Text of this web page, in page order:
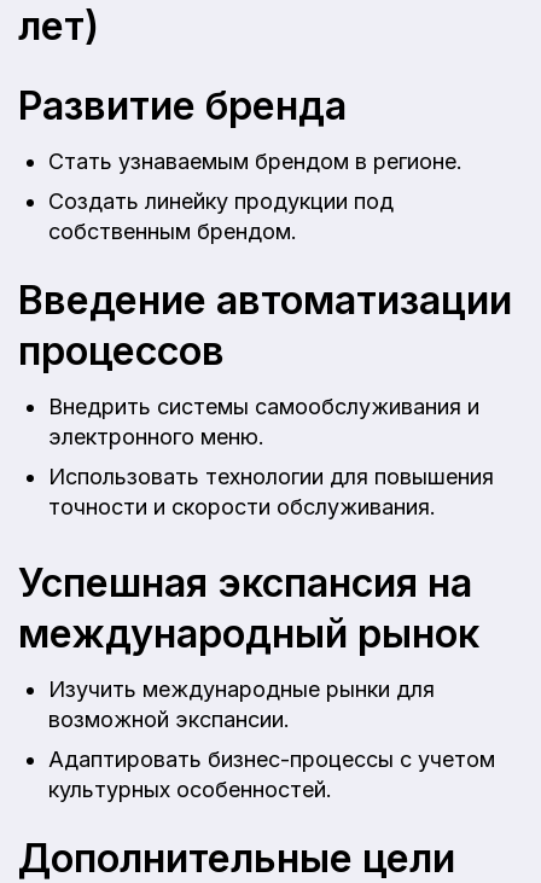
лет)
Развитие бренда
Стать узнаваемым брендом в регионе.
Создать линейку продукции под
собственным брендом.
Введение автоматизации
процессов
Внедрить системы самообслуживания и
электронного меню.
Использовать технологии для повышения
точности и скорости обслуживания.
Успешная экспансия на
международный рынок
Изучить международные рынки для
возможной экспансии.
Адаптировать бизнес-процессы с учетом
культурных особенностей.
Дополнительные цели